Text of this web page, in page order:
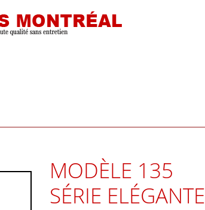
MODÈLE 135
SÉRIE ELÉGANTE